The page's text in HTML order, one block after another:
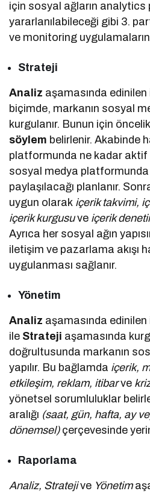
için sosyal ağların analytics
yararlanılabileceği gibi 3.
ve monitoring
Strateji
Analiz aşamasında
biçimde, markanın sosyal
kurgulanır. Bunun için
söylem belirlenir. Akabinde
platformunda ne kadar aktif
sosyal medya platformunda
paylaşılacağı planlanır.
uygun olarak içerik takvimi,
içerik kurgusuve içerik
Ayrıca her sosyal ağın
iletişim ve pazarlama akışı
uygulanması sağlanır.
Yönetim
Analiz aşamasında
ile Strateji aşamasında
doğrultusunda markanın
yapılır. Bu bağlamda içerik,
etkileşim, reklam, itibarve
yönetsel sorumluluklar
aralığı (saat, gün, hafta, ay
dönemsel) çerçevesinde
Raporlama
Analiz, Stratejive Yönetim